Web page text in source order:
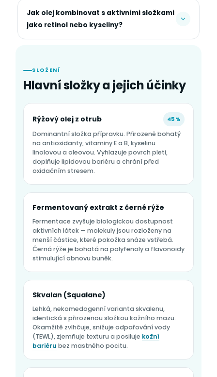
Jak olej kombinovat s aktivními složkami
jako retinol nebo kyseliny?
SLOŽENÍ
Hlavní složky a jejich účinky
Rýžový olej z otrub 45 %
Dominantní složka přípravku. Přirozeně bohatý
na antioxidanty, vitaminy E a B, kyselinu
linolovou a oleovou. Vyhlazuje povrch pleti,
doplňuje lipidovou bariéru a chrání před
oxidačním stresem.
Fermentovaný extrakt z černé rýže
Fermentace zvyšuje biologickou dostupnost
aktivních látek — molekuly jsou rozloženy na
menší částice, které pokožka snáze vstřebá.
Černá rýže je bohatá na polyfenoly a flavonoidy
stimulující obnovu buněk.
Skvalan (Squalane)
Lehká, nekomedogenní varianta skvalenu,
identická s přirozenou složkou kožního mazu.
Okamžitě zvlhčuje, snižuje odpařování vody
(TEWL), zjemňuje texturu a posiluje kožní
bariéru bez mastného pocitu.